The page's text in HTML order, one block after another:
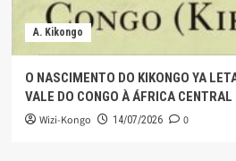
A. Kikongo
O NASCIMENTO DO KIKONGO YA
VALE DO CONGO À ÁFRICA CENTRAL
Wizi-Kongo 14/07/2026 0